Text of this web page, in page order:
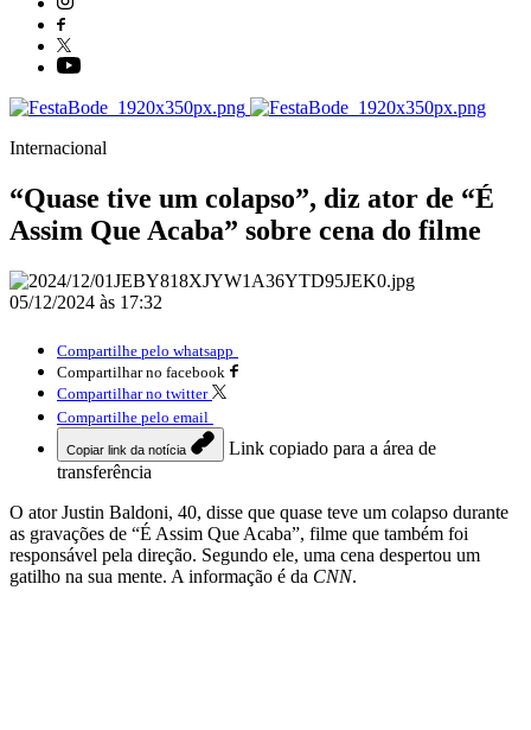
Internacional
“Quase tive um colapso”, diz ator de “É
Assim Que Acaba” sobre cena do filme
05/12/2024 às 17:32
Compartilhe pelo whatsapp
Compartilhar no facebook
Compartilhar no twitter
Compartilhe pelo email
Copiar link da notícia
Link copiado para a área de
transferência
O ator Justin Baldoni, 40, disse que quase teve um colapso durante
as gravações de “É Assim Que Acaba”, filme que também foi
responsável pela direção. Segundo ele, uma cena despertou um
gatilho na sua mente. A informação é da CNN.